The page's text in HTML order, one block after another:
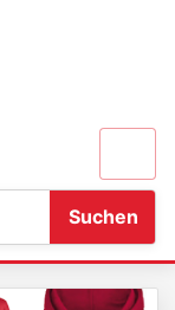
Suchen